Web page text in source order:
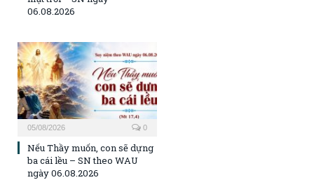
06.08.2026
05/08/2026 0
Nếu Thầy muốn, con sẽ dựng
ba cái lều – SN theo WAU
ngày 06.08.2026